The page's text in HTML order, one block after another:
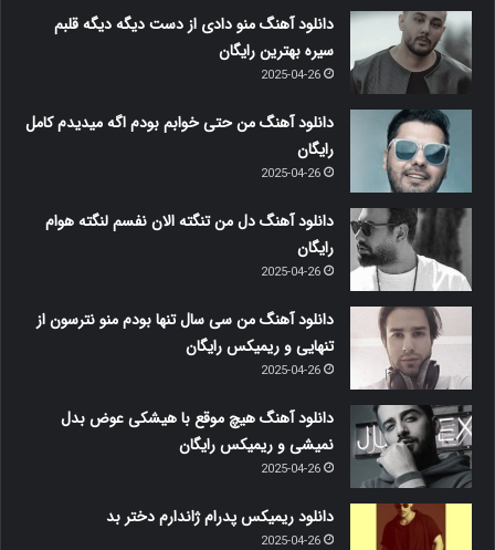
دانلود آهنگ منو دادی از دست دیگه دیگه قلبم
سیره بهترین رایگان
2025-04-26
دانلود آهنگ من حتی خوابم بودم اگه میدیدم کامل
رایگان
2025-04-26
دانلود آهنگ دل من تنگته الان نفسم لنگته هوام
رایگان
2025-04-26
دانلود آهنگ من سی سال تنها بودم منو نترسون از
تنهایی و ریمیکس رایگان
2025-04-26
دانلود آهنگ هیچ موقع با هیشکی عوض بدل
نمیشی و ریمیکس رایگان
2025-04-26
دانلود ریمیکس پدرام ژاندارم دختر بد
2025-04-26